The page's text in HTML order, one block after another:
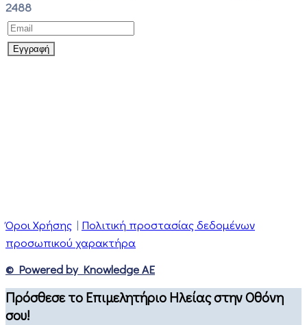
2488
Όροι Χρήσης | Πολιτική προστασίας δεδομένων
προσωπικού χαρακτήρα
© Powered by Knowledge AE
Πρόσθεσε το Επιμελητήριο Ηλείας στην Οθόνη
σου!